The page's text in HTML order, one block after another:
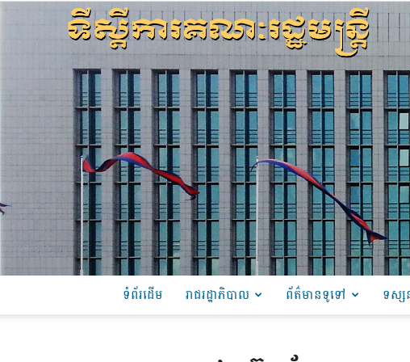
ទំព័រដើម រាជរដ្ឋាភិបាល ព័ត៌មានទូទៅ ទស្